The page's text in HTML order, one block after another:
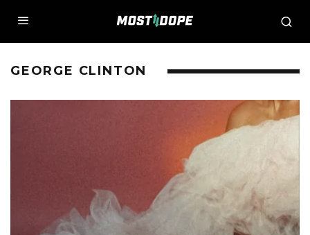
GEORGE CLINTON